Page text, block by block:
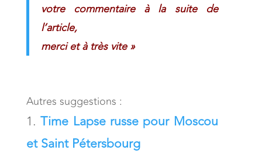
votre commentaire à la suite de
l’article,
merci et à très vite »
Autres suggestions :
Time Lapse russe pour Moscou
et Saint Pétersbourg